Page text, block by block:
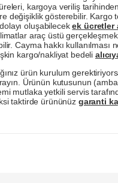
kargoya veriliş
değişiklik gösterebilir. Kargo
oluşabilecekek ücretler
araç üstü
Cayma hakkı kullanılması
kargo/nakliyat bedeli
ürün kurulum
Ürünün kutusunun
mutlaka yetkili servis
taktirde ürününüz garanti